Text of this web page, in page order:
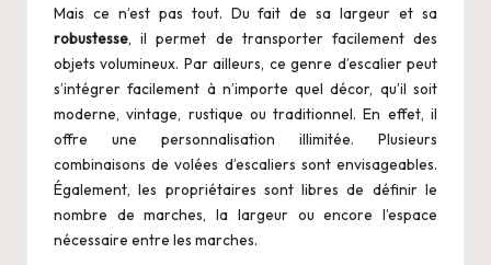
Mais ce n’est pas tout. Du fait de sa largeur et sa
robustesse, il permet de transporter facilement des
objets volumineux. Par ailleurs, ce genre d’escalier peut
s’intégrer facilement à n’importe quel décor, qu’il soit
moderne, vintage, rustique ou traditionnel. En effet, il
offre une personnalisation illimitée. Plusieurs
combinaisons de volées d’escaliers sont envisageables.
Également, les propriétaires sont libres de définir le
nombre de marches, la largeur ou encore l’espace
nécessaire entre les marches.